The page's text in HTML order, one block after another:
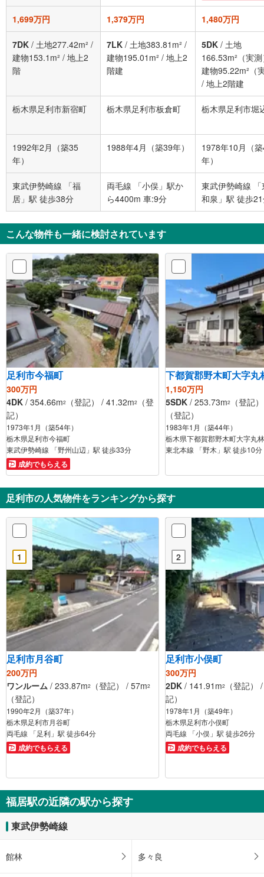
1,699万円 1,379万円 1,480万円
7DK / 土地277.42m² /
建物153.1m² / 地上2
階
7LK / 土地383.81m² /
建物195.01m² / 地上2
階建
5DK / 土地
166.53m²（実
建物95.22m²（
/ 地上2階建
栃木県足利市新宿町 栃木県足利市板倉町 栃木県足利市堀
1992年2月（築35
年）
1988年4月（築39年）
1978年10月（
年）
東武伊勢崎線 「福
居」駅 徒歩38分
両毛線 「小俣」駅か
ら4400m 車:9分
東武伊勢崎線 「
和泉」駅 徒歩
こんな物件も一緒に検討されています
足利市今福町
300万円
4DK / 354.66m2 （登記） / 41.32m2
（登
記）
1973年1月（築54年）
栃木県足利市今福町
東武伊勢崎線 「野州山辺」駅 徒歩33分
成約でもらえる
下都賀郡野木町大字丸
1,150万円
5SDK / 253.73m2
（登記
（登記）
1983年1月（築44年）
栃木県下都賀郡野木町大字丸林
東北本線 「野木」駅 徒歩10分
足利市の人気物件をランキングから探す
1
足利市月谷町
200万円
ワンルーム / 233.87m2 （登記） / 57m2
（登記）
1990年2月（築37年）
栃木県足利市月谷町
両毛線 「足利」駅 徒歩64分
成約でもらえる
2
足利市小俣町
300万円
2DK / 141.91m2
（登記）
記）
1978年1月（築49年）
栃木県足利市小俣町
両毛線 「小俣」駅 徒歩26分
成約でもらえる
福居駅の近隣の駅から探す
東武伊勢崎線
館林 多々良